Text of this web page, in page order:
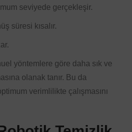
seviyede gerçekleşir.
süresi kısalır.
yöntemlere göre daha sık ve
olanak tanır. Bu da
verimlilikte çalışmasını